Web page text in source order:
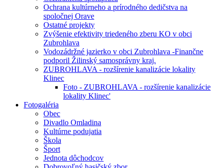
Ochrana kultúrneho a prírodného dedičstva na
spoločnej Orave
Ostatné projekty
Zvýšenie efektivity triedeného zberu KO v obci
Zubrohlava
Vodozádržné jazierko v obci Zubrohlava -Finančne
podporil Žilinský samosprávny kraj.
ZUBROHLAVA - rozšírenie kanalizácie lokality
Klinec
Foto - ZUBROHLAVA - rozšírenie kanalizácie
lokality Klinec'
Fotogaléria
Obec
Divadlo Omladina
Kultúrne podujatia
Škola
Šport
Jednota dôchodcov